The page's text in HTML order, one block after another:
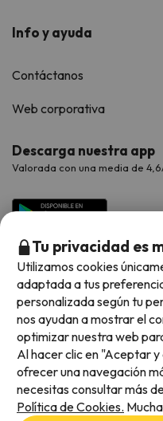
Info y ayuda
Contáctanos
Web corporativa
Descarga nuestra app
Valorada con una media de
Métodos de pago
Tu privacidad es
Utilizamos cookies
adaptada a tus
personalizada según tu
nos ayudan a mostrar el
optimizar nuestra web
Al hacer clic en "Aceptar
ofrecer una navegación
necesitas consultar más
Política de Cookies.